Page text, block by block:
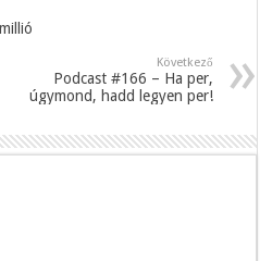
Következő
Podcast #166 – Ha per,
úgymond, hadd legyen per!